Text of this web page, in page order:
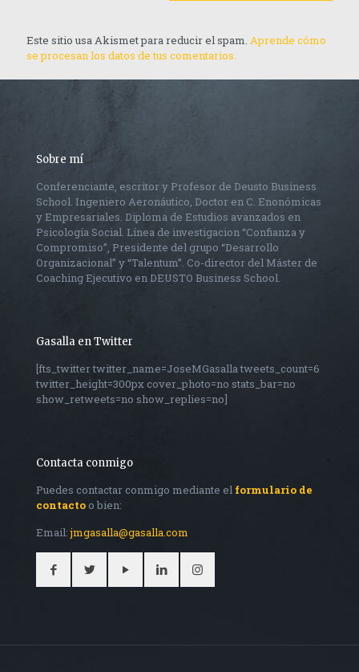
Este sitio usa Akismet para reducir el spam. Aprende cómo
se procesan los datos de tus comentarios.
Sobre mí
Conferenciante, escritor y Profesor de Deusto Business
School. Ingeniero Aeronáutico, Doctor en C. Enonómicas
y Empresariales. Diploma de Estudios avanzados en
Psicología Social. Línea de investigacion “Confianza y
Compromiso”, Presidente del grupo “Desarrollo
Organizacional” y “Talentum”. Co-director del Máster de
Coaching Ejecutivo en DEUSTO Business School.
Gasalla en Twitter
[fts_twitter twitter_name=JoseMGasalla tweets_count=6
twitter_height=300px cover_photo=no stats_bar=no
show_retweets=no show_replies=no]
Contacta conmigo
Puedes contactar conmigo mediante el formulario de
contacto o bien:
Email:jmgasalla@gasalla.com